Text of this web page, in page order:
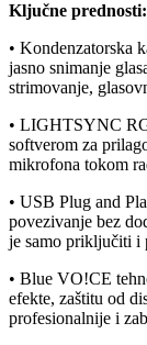
Ključne prednosti:
• Kondenzatorska
jasno snimanje
strimovanje,
• LIGHTSYNC
softverom za
mikrofona tokom
• USB Plug and
povezivanje bez
je samo priključiti i
• Blue VO!CE
efekte, zaštitu od
profesionalnije i